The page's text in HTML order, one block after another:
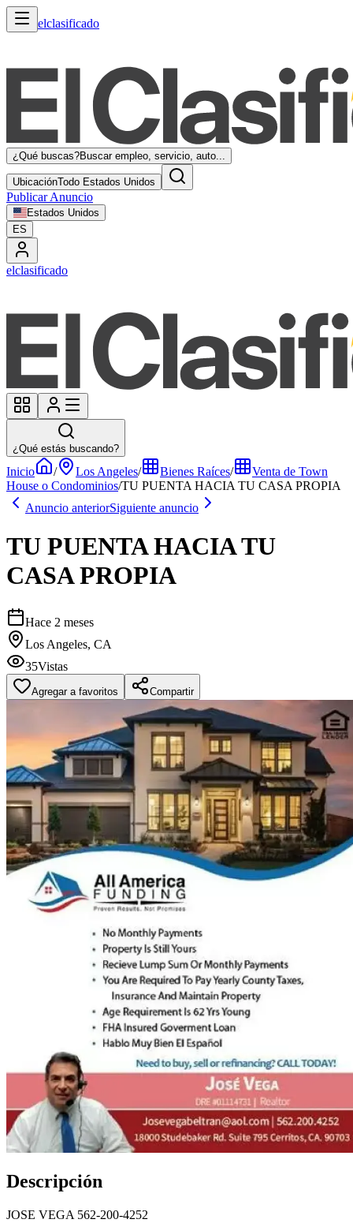
elclasificado
¿Qué buscas?Buscar empleo, servicio, auto...
UbicaciónTodo Estados Unidos
Publicar Anuncio
Estados Unidos
ES
elclasificado
¿Qué estás buscando?
Inicio / Los Angeles/ Bienes Raíces/
Venta de Town
House o Condominios/TU PUENTA HACIA TU CASA PROPIA
Anuncio anteriorSiguiente anuncio
TU PUENTA HACIA TU
CASA PROPIA
Hace 2 meses
Los Angeles, CA
35Vistas
Agregar a favoritos Compartir
Descripción
JOSE VEGA 562-200-4252